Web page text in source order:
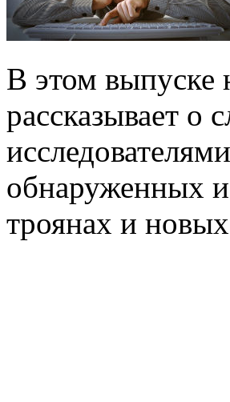
В этом выпуске
рассказывает о
обнаруженных
троянах и